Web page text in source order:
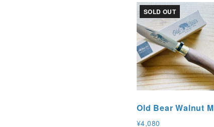
SOLD OUT
Old Bear Walnut M
¥4,080